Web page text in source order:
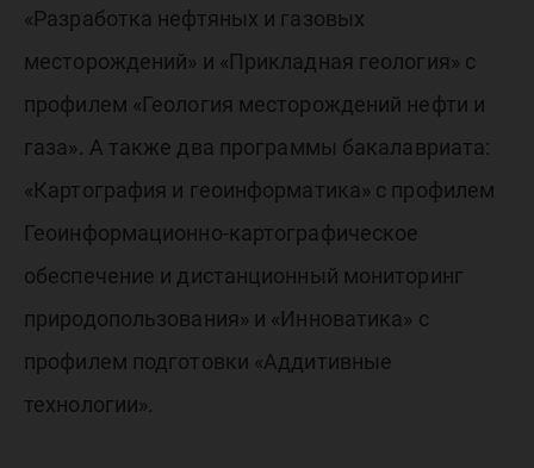
«Разработка нефтяных и газовых
месторождений» и «Прикладная геология» с
профилем «Геология месторождений нефти и
газа». А также два программы бакалавриата:
«Картография и геоинформатика» с профилем
Геоинформационно-картографическое
обеспечение и дистанционный мониторинг
природопользования» и «Инноватика» с
профилем подготовки «Аддитивные
технологии».